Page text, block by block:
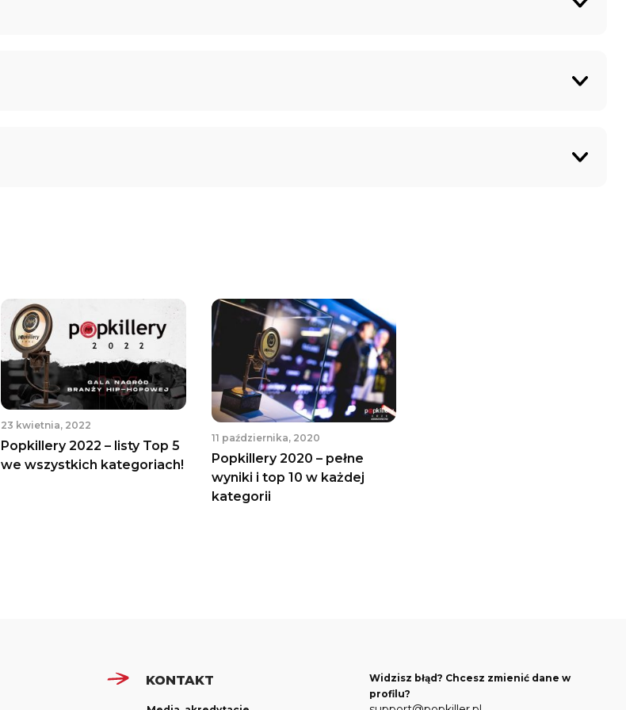
23 kwietnia, 2022
Popkillery 2022 – listy Top 5
we wszystkich kategoriach!
11 października, 2020
Popkillery 2020 – pełne
wyniki i top 10 w każdej
kategorii
KONTAKT
Widzisz błąd? Chcesz zmienić dane w
profilu?